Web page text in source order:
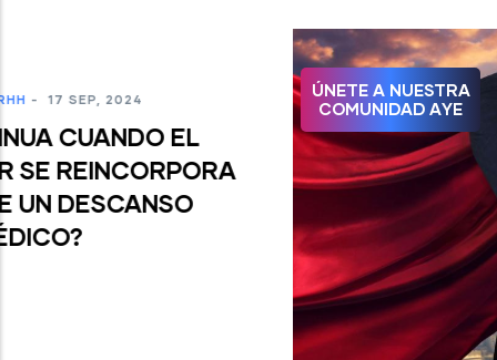
ÚNETE A NUESTRA
COMUNIDAD AYE